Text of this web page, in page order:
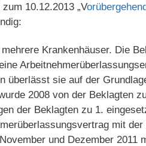
10.12.2013 „V
Krankenhäuser. Die
überlässt sie auf der
2008 von der Beklagten
der Beklagten zu 1.
mit
und Dezember 2011